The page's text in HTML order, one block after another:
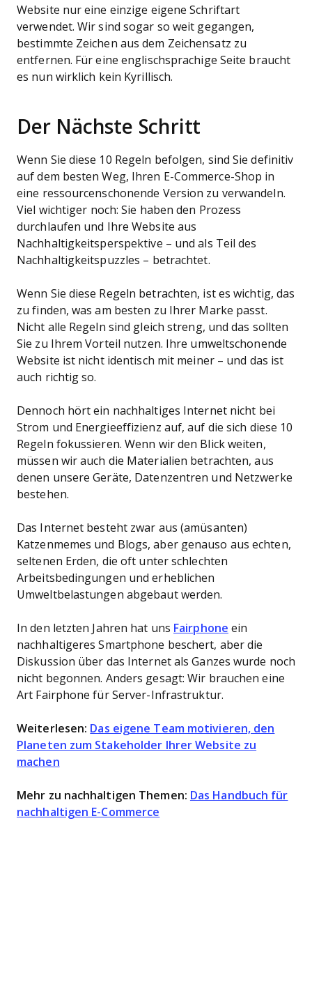
Website nur eine einzige eigene Schriftart
verwendet. Wir sind sogar so weit gegangen,
bestimmte Zeichen aus dem Zeichensatz zu
entfernen. Für eine englischsprachige Seite braucht
es nun wirklich kein Kyrillisch.
Der Nächste Schritt
Wenn Sie diese 10 Regeln befolgen, sind Sie definitiv
auf dem besten Weg, Ihren E-Commerce-Shop in
eine ressourcenschonende Version zu verwandeln.
Viel wichtiger noch: Sie haben den Prozess
durchlaufen und Ihre Website aus
Nachhaltigkeitsperspektive – und als Teil des
Nachhaltigkeitspuzzles – betrachtet.
Wenn Sie diese Regeln betrachten, ist es wichtig, das
zu finden, was am besten zu Ihrer Marke passt.
Nicht alle Regeln sind gleich streng, und das sollten
Sie zu Ihrem Vorteil nutzen. Ihre umweltschonende
Website ist nicht identisch mit meiner – und das ist
auch richtig so.
Dennoch hört ein nachhaltiges Internet nicht bei
Strom und Energieeffizienz auf, auf die sich diese 10
Regeln fokussieren. Wenn wir den Blick weiten,
müssen wir auch die Materialien betrachten, aus
denen unsere Geräte, Datenzentren und Netzwerke
bestehen.
Das Internet besteht zwar aus (amüsanten)
Katzenmemes und Blogs, aber genauso aus echten,
seltenen Erden, die oft unter schlechten
Arbeitsbedingungen und erheblichen
Umweltbelastungen abgebaut werden.
In den letzten Jahren hat uns Fairphone ein
nachhaltigeres Smartphone beschert, aber die
Diskussion über das Internet als Ganzes wurde noch
nicht begonnen. Anders gesagt: Wir brauchen eine
Art Fairphone für Server-Infrastruktur.
Weiterlesen: Das eigene Team motivieren, den
Planeten zum Stakeholder Ihrer Website zu
machen
Mehr zu nachhaltigen Themen: Das Handbuch für
nachhaltigen E-Commerce